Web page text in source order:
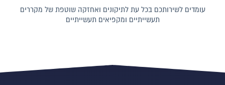
עומדים לשירותכם בכל עת לתיקונים ואחזקה שוטפת של מקררים
תעשייתיים ומקפיאים תעשייתיים